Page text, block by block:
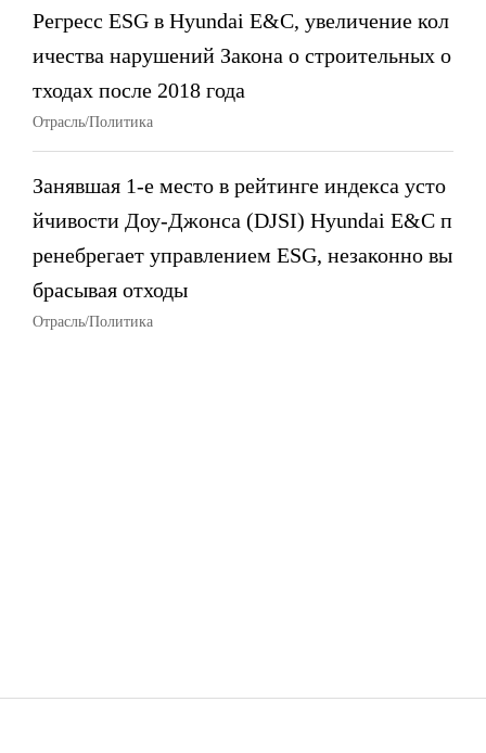
Регресс ESG в Hyundai E&C, увеличение кол
ичества нарушений Закона о строительных о
тходах после 2018 года
Отрасль/Политика
Занявшая 1-е место в рейтинге индекса усто
йчивости Доу-Джонса (DJSI) Hyundai E&C п
ренебрегает управлением ESG, незаконно вы
брасывая отходы
Отрасль/Политика